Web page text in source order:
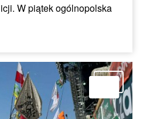
W piątek ogólnopolska